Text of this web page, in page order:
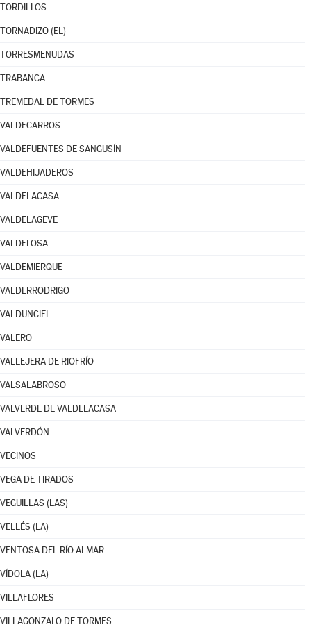
TORDILLOS
TORNADIZO (EL)
TORRESMENUDAS
TRABANCA
TREMEDAL DE TORMES
VALDECARROS
VALDEFUENTES DE SANGUSÍN
VALDEHIJADEROS
VALDELACASA
VALDELAGEVE
VALDELOSA
VALDEMIERQUE
VALDERRODRIGO
VALDUNCIEL
VALERO
VALLEJERA DE RIOFRÍO
VALSALABROSO
VALVERDE DE VALDELACASA
VALVERDÓN
VECINOS
VEGA DE TIRADOS
VEGUILLAS (LAS)
VELLÉS (LA)
VENTOSA DEL RÍO ALMAR
VÍDOLA (LA)
VILLAFLORES
VILLAGONZALO DE TORMES